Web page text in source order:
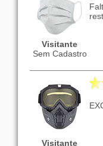
Visitante
Sem Cadastro
Visitante